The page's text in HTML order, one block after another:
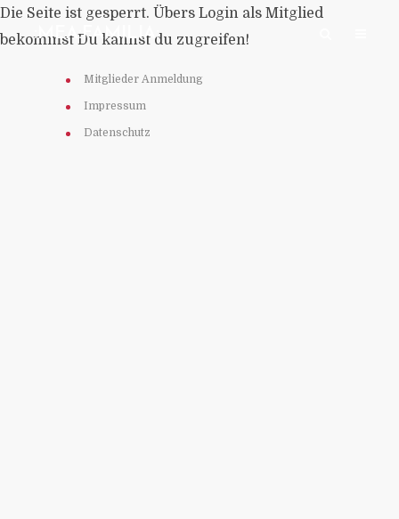
:MEA:FAMILIA:
Die Seite ist gesperrt. Übers Login als Mitglied
bekommst Du kannst du zugreifen!
Mitglieder Anmeldung
Impressum
Datenschutz